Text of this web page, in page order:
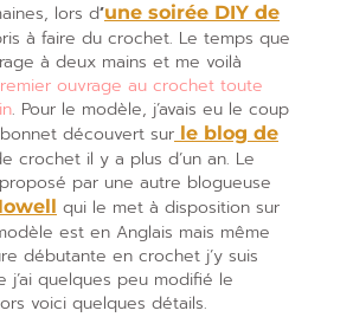
lors d‘une soirée DIY de
à faire du crochet. Le temps que
à deux mains et me voilà
ouvrage au crochet toute
. Pour le modèle, j’avais eu le coup
découvert sur le blog de
crochet il y a plus d’un an. Le
par une autre blogueuse
qui le met à disposition sur
est en Anglais mais même
débutante en crochet j’y suis
j’ai quelques peu modifié le
voici quelques détails.